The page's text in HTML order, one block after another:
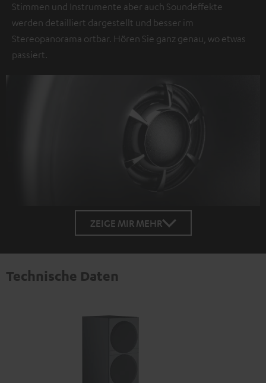
Stimmen und Instrumente aber auch Soundeffekte
werden detailliert dargestellt und besser im
Stereopanorama ortbar. Hören Sie ganz genau, wo etwas
passiert.
ZEIGE MIR MEHR
Technische Daten